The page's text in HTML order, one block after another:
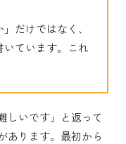
だけではなく、
ています。これ
しいです」と返って
あります。最初から